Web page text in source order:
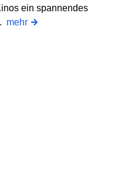
ein spannendes
mehr